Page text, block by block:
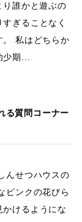
誰かと遊ぶの
ぎることなく
。 私はどちらか
期...
る質問コーナー
んせつハウスの
ピンクの花びら
けるようにな